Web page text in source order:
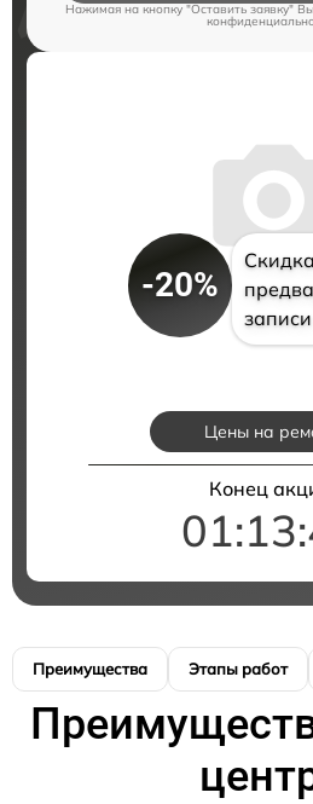
Нажимая на кнопку "Оставить заявку"
-20%
Цены на
Конец
Преимущества Этапы работ